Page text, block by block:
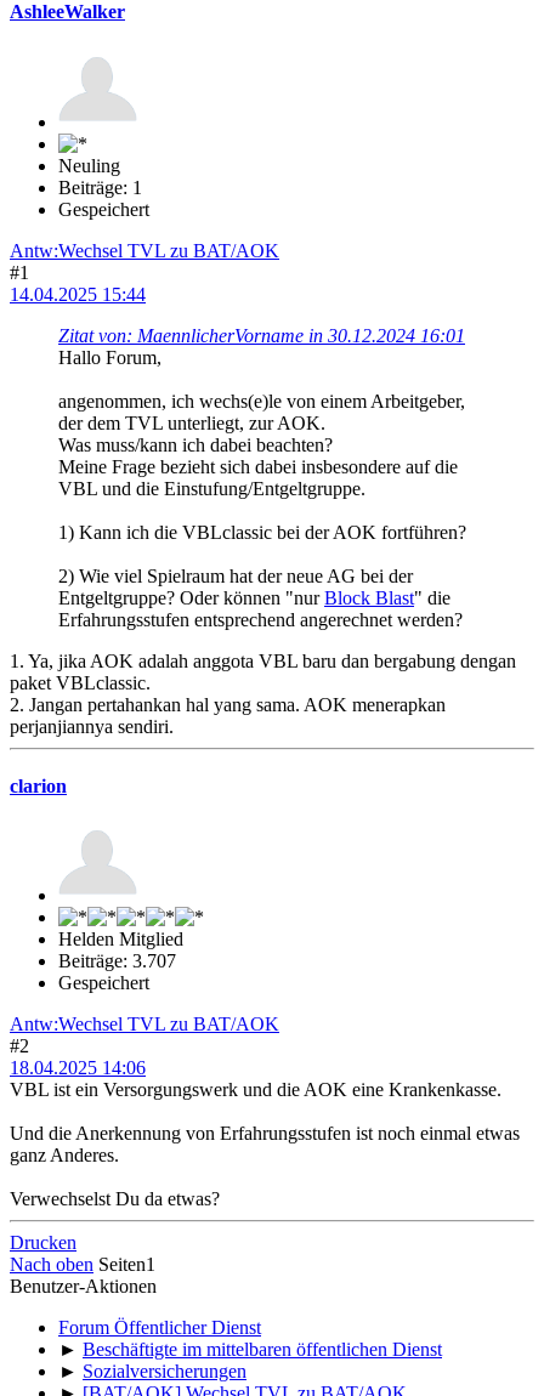
AshleeWalker
Neuling
Beiträge: 1
Gespeichert
Antw:Wechsel TVL zu BAT/AOK
#1
14.04.2025 15:44
Zitat von: MaennlicherVorname in 30.12.2024 16:01
Hallo Forum,
angenommen, ich wechs(e)le von einem Arbeitgeber,
der dem TVL unterliegt, zur AOK.
Was muss/kann ich dabei beachten?
Meine Frage bezieht sich dabei insbesondere auf die
VBL und die Einstufung/Entgeltgruppe.
1) Kann ich die VBLclassic bei der AOK fortführen?
2) Wie viel Spielraum hat der neue AG bei der
Entgeltgruppe? Oder können "nurBlock Blast" die
Erfahrungsstufen entsprechend angerechnet werden?
1. Ya, jika AOK adalah anggota VBL baru dan bergabung dengan
paket VBLclassic.
2. Jangan pertahankan hal yang sama. AOK menerapkan
perjanjiannya sendiri.
clarion
Helden Mitglied
Beiträge: 3.707
Gespeichert
Antw:Wechsel TVL zu BAT/AOK
#2
18.04.2025 14:06
VBL ist ein Versorgungswerk und die AOK eine Krankenkasse.
Und die Anerkennung von Erfahrungsstufen ist noch einmal etwas
ganz Anderes.
Verwechselst Du da etwas?
Drucken
Nach oben Seiten1
Benutzer-Aktionen
Forum Öffentlicher Dienst
► Beschäftigte im mittelbaren öffentlichen Dienst
► Sozialversicherungen